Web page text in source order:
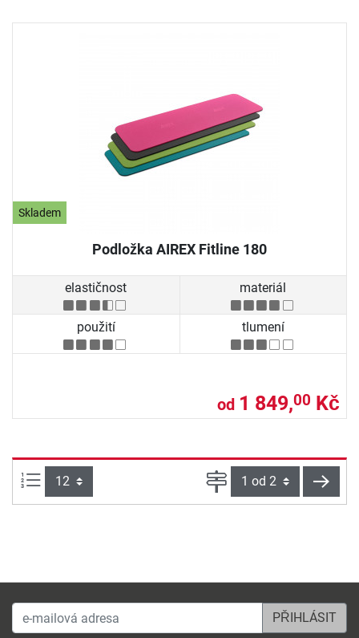
Skladem
Podložka AIREX Fitline 180
elastičnost materiál
použití tlumení
od 1 849,00 Kč
Počet výrobků na straně: Strana
e-mailová adresa